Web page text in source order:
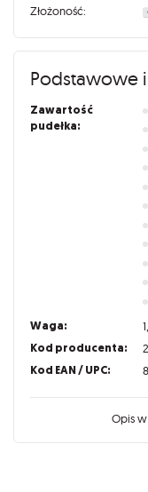
Złożoność:
Podstawowe
Zawartość
pudełka:
Waga:
Kod producenta:
Kod EAN / UPC:
Opis